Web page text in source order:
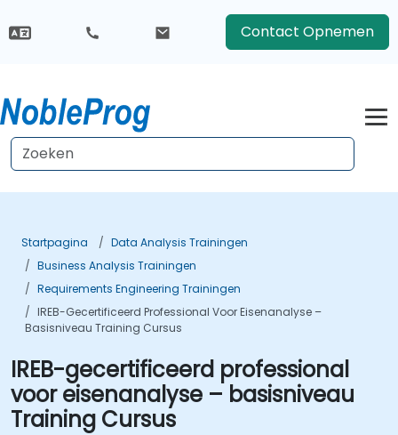
Contact Opnemen
Startpagina
Data Analysis Trainingen
Business Analysis Trainingen
Requirements Engineering Trainingen
IREB-Gecertificeerd Professional Voor Eisenanalyse –
Basisniveau Training Cursus
IREB-gecertificeerd professional
voor eisenanalyse – basisniveau
Training Cursus